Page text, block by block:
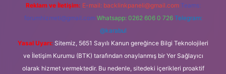
Reklam ve İletişim: E-mail: backlinkpaneli@gmail.com Teams:
forumhizmeti@gmail.com Whatsapp: 0262 606 0 726 Telegram:
@karabul
Yasal Uyarı: Sitemiz, 5651 Sayılı Kanun gereğince Bilgi Teknolojileri
ve İletişim Kurumu (BTK) tarafından onaylanmış bir Yer Sağlayıcı
olarak hizmet vermektedir. Bu nedenle, sitedeki içerikleri proaktif